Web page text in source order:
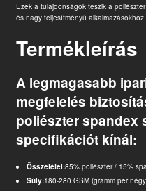
Ezek a tulajdonságok teszik a
és nagy teljesítményű alkalmazásokhoz.
Termékleírás
A legmagasabb
megfelelés
poliészter spandex
specifikációt kínál:
Összetétel:85% poliészter / 15%
Súly:180-280 GSM (gramm per